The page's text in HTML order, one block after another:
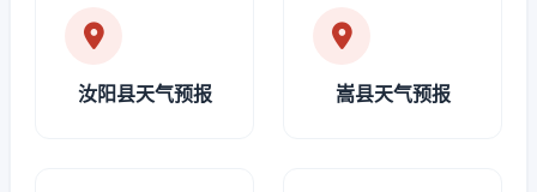
汝阳县天气预报 嵩县天气预报